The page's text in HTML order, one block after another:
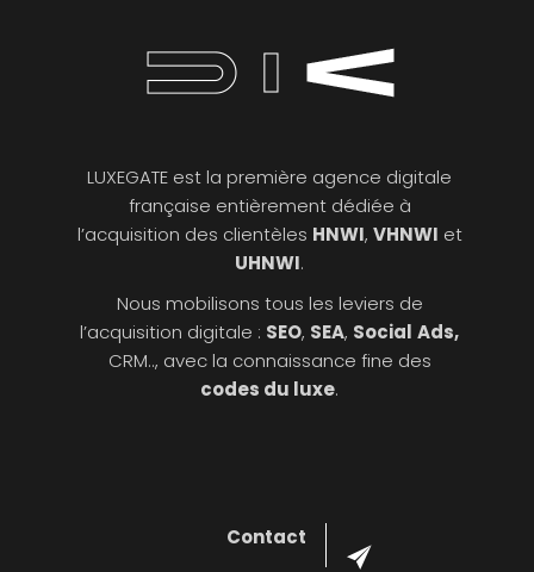
LUXEGATE est la première agence digitale
française entièrement dédiée à
l’acquisition des clientèles HNWI, VHNWI et
UHNWI.
Nous mobilisons tous les leviers de
l’acquisition digitale : SEO, SEA, Social Ads,
CRM.., avec la connaissance fine des
codes du luxe.
Contact